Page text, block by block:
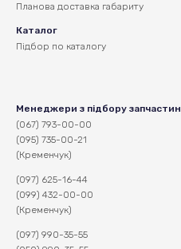
Планова доставка габариту
Каталог
Підбор по каталогу
Менеджери з підбору запчастин
(067) 793-00-00
(095) 735-00-21
(Кременчук)
(097) 625-16-44
(099) 432-00-00
(Кременчук)
(097) 990-35-55